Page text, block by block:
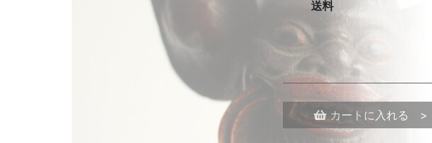
送料
カートに入れる >